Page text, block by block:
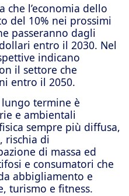
che l’economia dello
del 10% nei prossimi
passeranno dagli
entro il 2030. Nel
indicano
il settore che
entro il 2050.
lungo termine è
e ambientali
sempre più diffusa,
rischia di
di massa ed
e consumatori che
abbigliamento e
turismo e fitness.